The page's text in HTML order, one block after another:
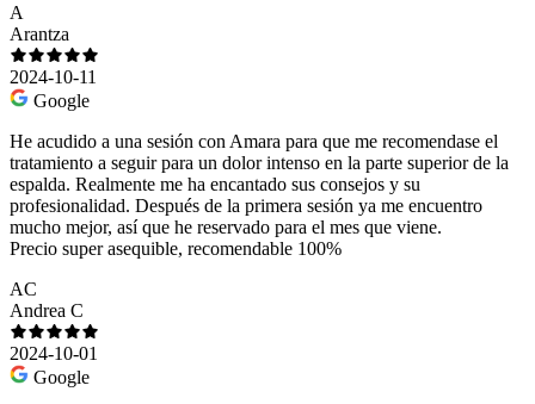
A
Arantza
2024-10-11
Google
He acudido a una sesión con Amara para que me recomendase el
tratamiento a seguir para un dolor intenso en la parte superior de la
espalda. Realmente me ha encantado sus consejos y su
profesionalidad. Después de la primera sesión ya me encuentro
mucho mejor, así que he reservado para el mes que viene.
Precio super asequible, recomendable 100%
AC
Andrea C
2024-10-01
Google